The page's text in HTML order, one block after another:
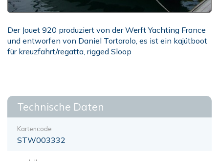
Der Jouet 920 produziert von der Werft Yachting France
und entworfen von Daniel Tortarolo, es ist ein kajütboot
für kreuzfahrt/regatta, rigged Sloop
Technische Daten
Kartencode
STW003332